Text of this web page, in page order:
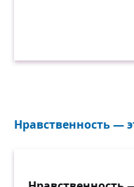
Нравственность —